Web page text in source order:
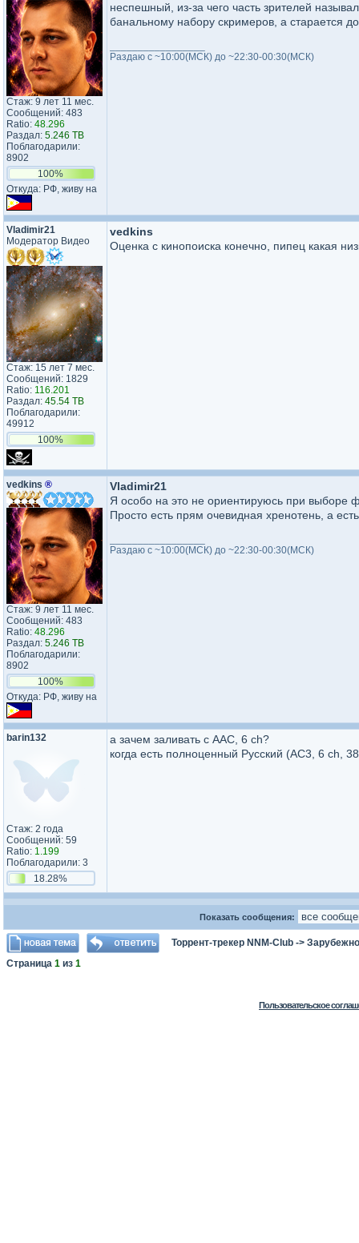
Стаж: 9 лет 11 мес.
Сообщений: 483
Ratio: 48.296
Раздал: 5.246 TB
Поблагодарили:
8902
100%
Откуда: РФ, живу на
неспешный, из-за чего часть зрителей
банальному набору скримеров, а старается
Раздаю с ~10:00(МСК) до ~22:30-00:30(МСК)
Vladimir21
Модератор Видео
Стаж: 15 лет 7 мес.
Сообщений: 1829
Ratio: 116.201
Раздал: 45.54 TB
Поблагодарили:
49912
100%
vedkins
Оценка с кинопоиска конечно, пипец какая
vedkins ®
Стаж: 9 лет 11 мес.
Сообщений: 483
Ratio: 48.296
Раздал: 5.246 TB
Поблагодарили:
8902
100%
Откуда: РФ, живу на
Vladimir21
Я особо на это не ориентируюсь при выборе
Просто есть прям очевидная хренотень, а
Раздаю с ~10:00(МСК) до ~22:30-00:30(МСК)
barin132
Стаж: 2 года
Сообщений: 59
Ratio: 1.199
Поблагодарили: 3
18.28%
а зачем заливать с AAC, 6 ch?
когда есть полноценный Русский (AC3, 6 ch,
Показать сообщения:
Торрент-трекер NNM-Club ->
Страница 1 из 1
Пользовательское